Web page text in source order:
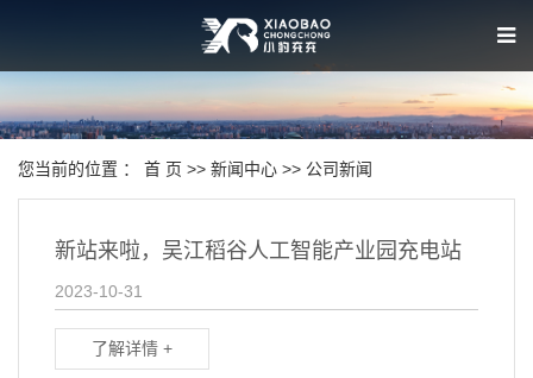
您当前的位置 ： 首 页 >> 新闻中心 >> 公司新闻
新站来啦，吴江稻谷人工智能产业园充电站
2023-10-31
了解详情 +